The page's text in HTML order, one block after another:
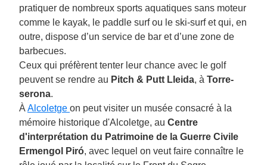
pratiquer de nombreux sports aquatiques sans moteur
comme le kayak, le paddle surf ou le ski-surf et qui, en
outre, dispose d’un service de bar et d’une zone de
barbecues.
Ceux qui préfèrent tenter leur chance avec le golf
peuvent se rendre au Pitch & Putt Lleida, à Torre-
serona.
À Alcoletge on peut visiter un musée consacré à la
mémoire historique d'Alcoletge, au Centre
d'interprétation du Patrimoine de la Guerre Civile
Ermengol Piró, avec lequel on veut faire connaître le